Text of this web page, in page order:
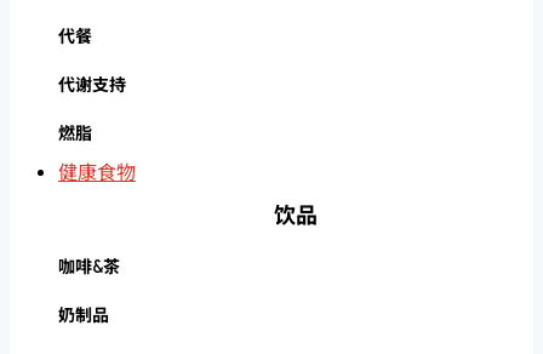
代餐
代谢支持
燃脂
健康食物
饮品
咖啡&茶
奶制品